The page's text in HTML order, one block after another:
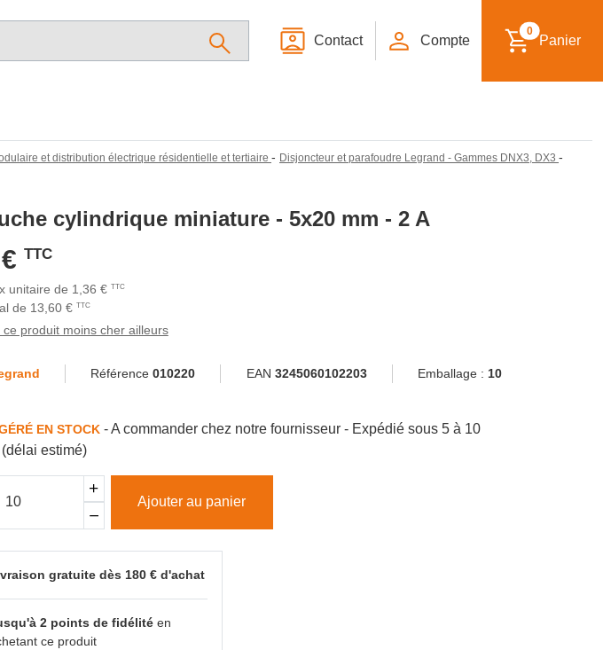
Contact Compte
0
Panier
et distribution électrique résidentielle et tertiaire - Disjoncteur et parafoudre Legrand - Gammes DNX3, DX3 -
cylindrique miniature - 5x20 mm - 2 A
TTC
unitaire de 1,36 € TTC
de 13,60 € TTC
ce produit moins cher ailleurs
Référence010220 EAN 3245060102203 Emballage : 10
EN STOCK- A commander chez notre fournisseur - Expédié sous 5 à 10
estimé)
Ajouter au panier
gratuite dès 180 € d'achat
2 points de fidélitéen
ce produit